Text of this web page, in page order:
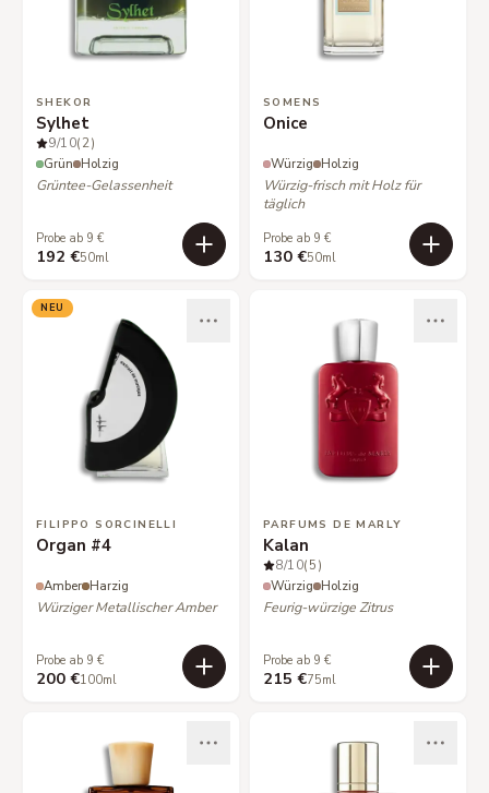
SHEKOR
Sylhet
9/10(2)
Grün Holzig
Grüntee-Gelassenheit
Probe ab 9 €
192 €50ml
SOMENS
Onice
Würzig Holzig
Würzig-frisch mit Holz für
täglich
Probe ab 9 €
130 €50ml
NEU
FILIPPO SORCINELLI
Organ #4
Amber Harzig
Würziger Metallischer Amber
Probe ab 9 €
200 €100ml
PARFUMS DE MARLY
Kalan
8/10(5)
Würzig Holzig
Feurig-würzige Zitrus
Probe ab 9 €
215 €75ml